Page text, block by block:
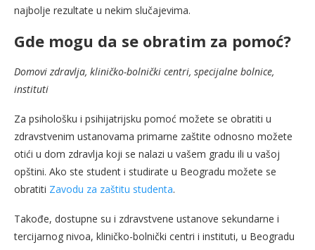
najbolje rezultate u nekim slučajevima.
Gde mogu da se obratim za pomoć?
Domovi zdravlja, kliničko-bolnički centri, specijalne bolnice,
instituti
Za psihološku i psihijatrijsku pomoć možete se obratiti u
zdravstvenim ustanovama primarne zaštite odnosno možete
otići u dom zdravlja koji se nalazi u vašem gradu ili u vašoj
opštini. Ako ste student i studirate u Beogradu možete se
obratiti Zavodu za zaštitu studenta.
Takođe, dostupne su i zdravstvene ustanove sekundarne i
tercijarnog nivoa, kliničko-bolnički centri i instituti, u Beogradu